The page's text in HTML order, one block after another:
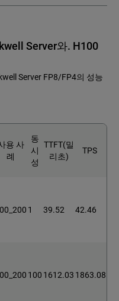
Server와. H100
Server FP8/FP4의 성능
용 사
례
동
시
성
TTFT(밀
리초)
TPS
1 39.52 42.46
100 1612.03 1863.08